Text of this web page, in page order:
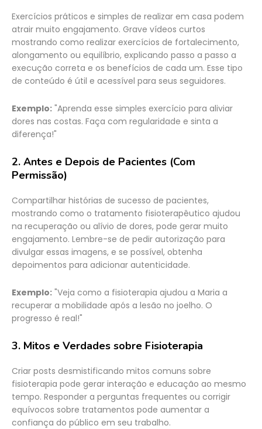
Exercícios práticos e simples de realizar em casa podem
atrair muito engajamento. Grave vídeos curtos
mostrando como realizar exercícios de fortalecimento,
alongamento ou equilíbrio, explicando passo a passo a
execução correta e os benefícios de cada um. Esse tipo
de conteúdo é útil e acessível para seus seguidores.
Exemplo: "Aprenda esse simples exercício para aliviar
dores nas costas. Faça com regularidade e sinta a
diferença!"
2. Antes e Depois de Pacientes (Com
Permissão)
Compartilhar histórias de sucesso de pacientes,
mostrando como o tratamento fisioterapêutico ajudou
na recuperação ou alívio de dores, pode gerar muito
engajamento. Lembre-se de pedir autorização para
divulgar essas imagens, e se possível, obtenha
depoimentos para adicionar autenticidade.
Exemplo: "Veja como a fisioterapia ajudou a Maria a
recuperar a mobilidade após a lesão no joelho. O
progresso é real!"
3. Mitos e Verdades sobre Fisioterapia
Criar posts desmistificando mitos comuns sobre
fisioterapia pode gerar interação e educação ao mesmo
tempo. Responder a perguntas frequentes ou corrigir
equívocos sobre tratamentos pode aumentar a
confiança do público em seu trabalho.